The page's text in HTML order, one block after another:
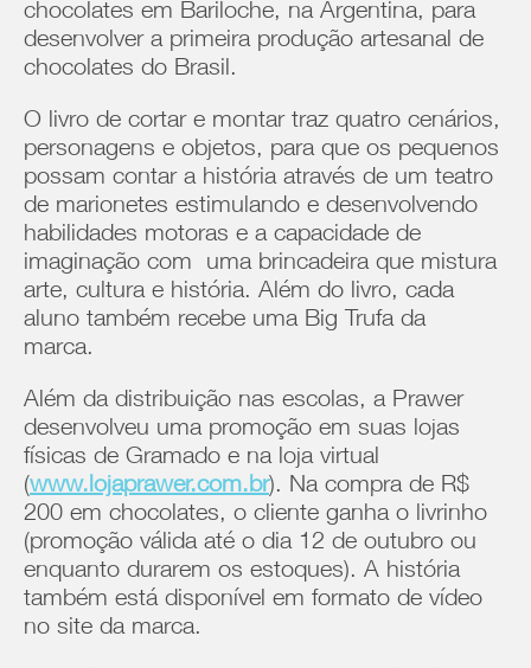
chocolates em Bariloche, na Argentina, para
desenvolver a primeira produção artesanal de
chocolates do Brasil.
O livro de cortar e montar traz quatro cenários,
personagens e objetos, para que os pequenos
possam contar a história através de um teatro
de marionetes estimulando e desenvolvendo
habilidades motoras e a capacidade de
imaginação com uma brincadeira que mistura
arte, cultura e história. Além do livro, cada
aluno também recebe uma Big Trufa da
marca.
Além da distribuição nas escolas, a Prawer
desenvolveu uma promoção em suas lojas
físicas de Gramado e na loja virtual
(www.lojaprawer.com.br). Na compra de R$
200 em chocolates, o cliente ganha o livrinho
(promoção válida até o dia 12 de outubro ou
enquanto durarem os estoques). A história
também está disponível em formato de vídeo
no site da marca.